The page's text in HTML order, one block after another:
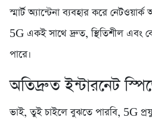
স্মার্ট অ্যান্টেনা ব্যবহার করে
5G একই সাথে দ্রুত, স্থিতিশীল এবং
পারে।
অতিদ্রুত ইন্টারনেট
ভাই, তুই চাইলে বুঝতে পারবি, 5G